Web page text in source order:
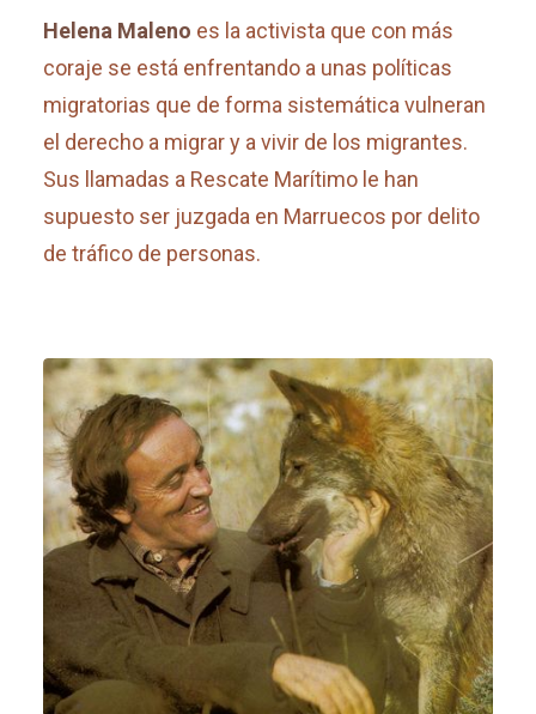
Helena Maleno es la activista que con más
coraje se está enfrentando a unas políticas
migratorias que de forma sistemática vulneran
el derecho a migrar y a vivir de los migrantes.
Sus llamadas a Rescate Marítimo le han
supuesto ser juzgada en Marruecos por delito
de tráfico de personas.